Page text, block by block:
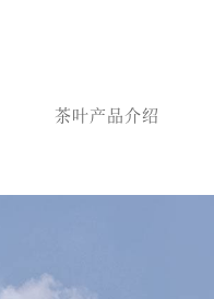
茶叶产品介绍